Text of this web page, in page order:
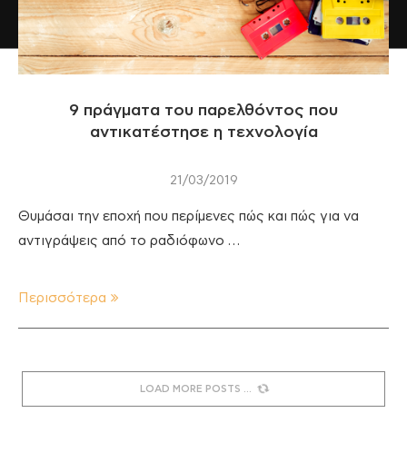
9 πράγματα του παρελθόντος που
αντικατέστησε η τεχνολογία
21/03/2019
Θυμάσαι την εποχή που περίμενες πώς και πώς για να
αντιγράψεις από το ραδιόφωνο …
Περισσότερα
LOAD MORE POSTS